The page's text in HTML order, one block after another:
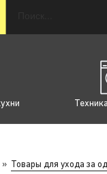
» Товары для ухода за